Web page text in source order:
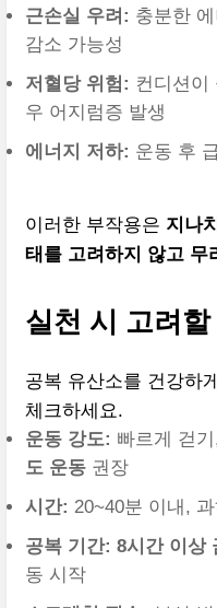
근손실 우려: 충분한
감소 가능성
저혈당 위험: 컨디션이
우 어지럼증 발생
에너지 저하: 운동 후
이러한 부작용은 지나
태를 고려하지 않고 무
실천 시 고려할
공복 유산소를 건강하
체크하세요.
운동 강도: 빠르게 걷
도 운동권장
시간: 20~40분 이내,
공복 기간: 8시간 이상
동 시작